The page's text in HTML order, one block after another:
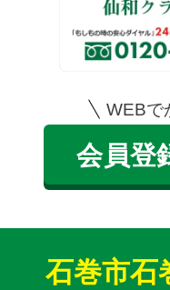
WEBで
会員登
石巻市石